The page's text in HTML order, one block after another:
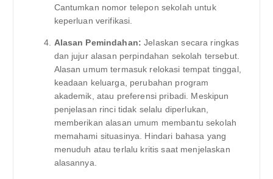
Cantumkan nomor telepon sekolah untuk
keperluan verifikasi.
Alasan Pemindahan: Jelaskan secara ringkas
dan jujur ​​alasan perpindahan sekolah tersebut.
Alasan umum termasuk relokasi tempat tinggal,
keadaan keluarga, perubahan program
akademik, atau preferensi pribadi. Meskipun
penjelasan rinci tidak selalu diperlukan,
memberikan alasan umum membantu sekolah
memahami situasinya. Hindari bahasa yang
menuduh atau terlalu kritis saat menjelaskan
alasannya.